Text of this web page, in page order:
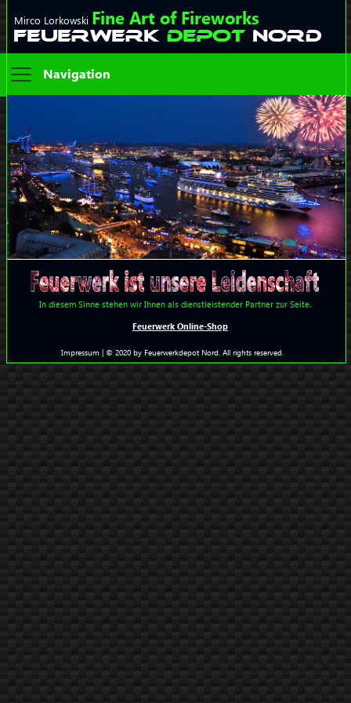
Mirco Lorkowski Fine Art of Fireworks
FEUERWERK DEPOT NORD
Navigation
In diesem Sinne stehen wir Ihnen als dienstleistender Partner zur Seite.
Feuerwerk Online-Shop
Impressum| © 2020 by Feuerwerkdepot Nord. All rights reserved.